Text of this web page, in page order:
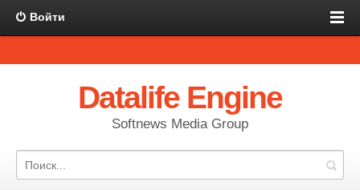
Войти
Datalife Engine
Softnews Media Group